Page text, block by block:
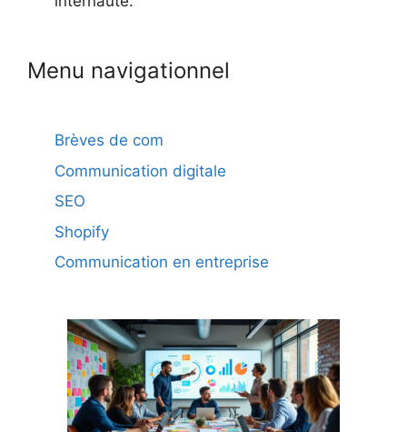
Menu navigationnel
Brèves de com
Communication digitale
SEO
Shopify
Communication en entreprise